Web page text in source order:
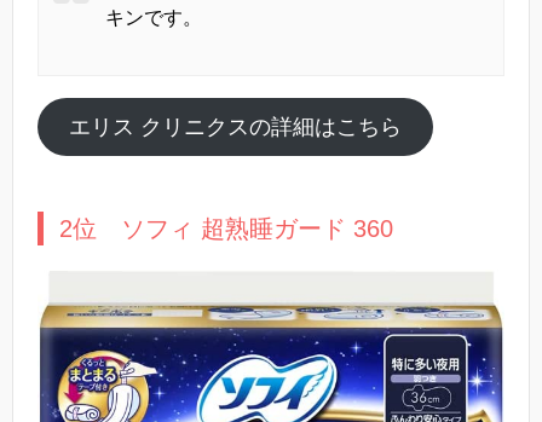
キンです。
エリス クリニクスの詳細はこちら
2位 ソフィ 超熟睡ガード 360